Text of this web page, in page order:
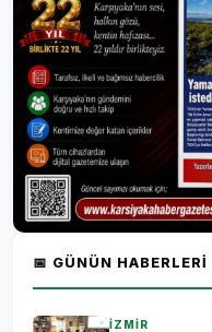
📅 GÜNÜN HABERLERI
İZMİR